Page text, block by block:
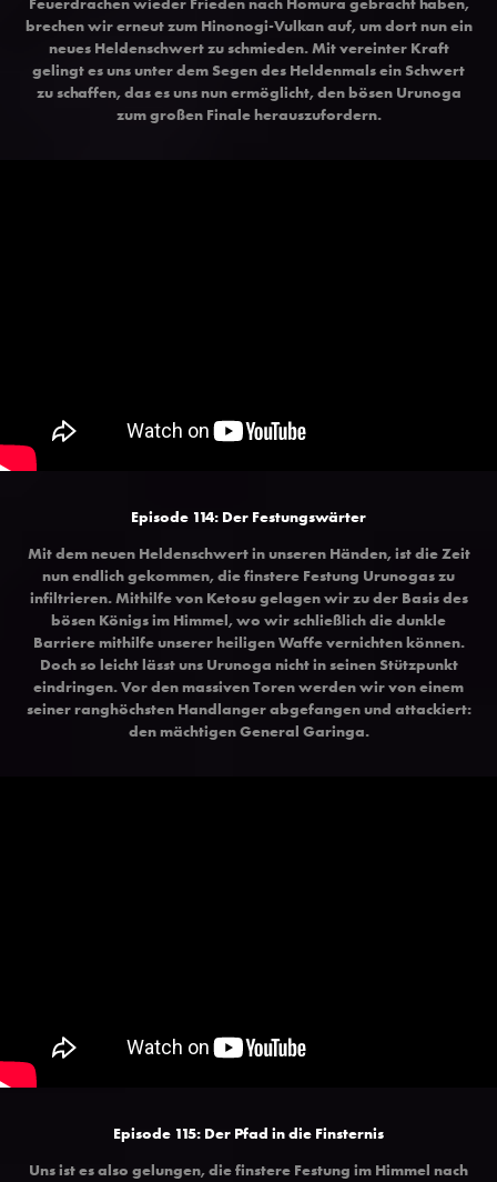
brechen wir erneut zum Hinonogi-Vulkan auf, um dort nun ein
neues Heldenschwert zu schmieden. Mit vereinter Kraft
gelingt es uns unter dem Segen des Heldenmals ein Schwert
zu schaffen, das es uns nun ermöglicht, den bösen Urunoga
zum großen Finale herauszufordern.
Episode 114: Der Festungswärter
Mit dem neuen Heldenschwert in unseren Händen, ist die Zeit
nun endlich gekommen, die finstere Festung Urunogas zu
infiltrieren. Mithilfe von Ketosu gelagen wir zu der Basis des
bösen Königs im Himmel, wo wir schließlich die dunkle
Barriere mithilfe unserer heiligen Waffe vernichten können.
Doch so leicht lässt uns Urunoga nicht in seinen Stützpunkt
eindringen. Vor den massiven Toren werden wir von einem
seiner ranghöchsten Handlanger abgefangen und attackiert:
den mächtigen General Garinga.
Episode 115: Der Pfad in die Finsternis
Uns ist es also gelungen, die finstere Festung im Himmel nach